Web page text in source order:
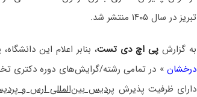
تبریز در سال ۱۴۰۵ منتشر شد.
به گزارش پی اچ دی تست، بنابر اعلام این
درخشان
دارای ظرفیت پذیرش پردیس بین‌المللی ارس و